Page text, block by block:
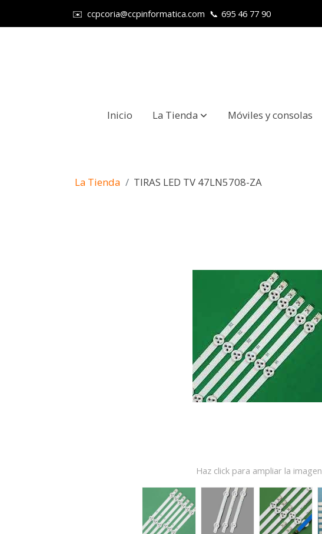
✉️ ccpcoria@ccpinformatica.com 📞 695 46 77 90
Inicio La Tienda Móviles y consolas
La Tienda TIRAS LED TV 47LN5708-ZA
Haz click para ampliar la imagen